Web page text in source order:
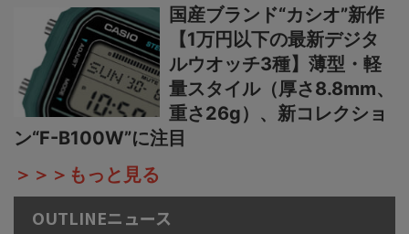
国産ブランド“カシオ”新作
【1万円以下の最新デジタ
ルウオッチ3種】薄型・軽
量スタイル（厚さ8.8mm、
重さ26g）、新コレクショ
ン“F-B100W”に注目
＞＞＞もっと見る
OUTLINEニュース